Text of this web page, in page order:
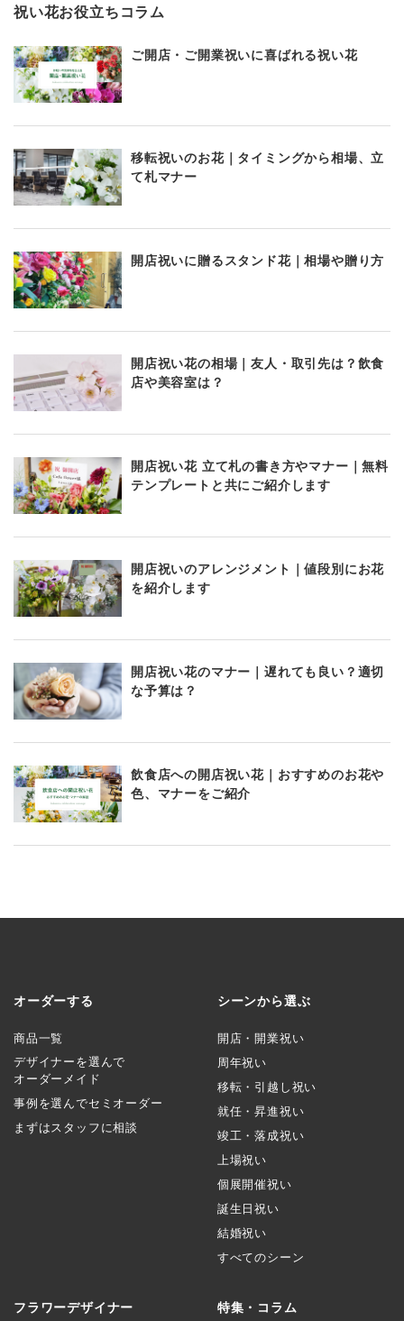
祝い花お役立ちコラム
ご開店・ご開業祝いに喜ばれる祝い花
移転祝いのお花｜タイミングから相場、立
て札マナー
開店祝いに贈るスタンド花｜相場や贈り方
開店祝い花の相場｜友人・取引先は？飲食
店や美容室は？
開店祝い花 立て札の書き方やマナー｜無料
テンプレートと共にご紹介します
開店祝いのアレンジメント｜値段別にお花
を紹介します
開店祝い花のマナー｜遅れても良い？適切
な予算は？
飲食店への開店祝い花｜おすすめのお花や
色、マナーをご紹介
オーダーする
商品一覧
デザイナーを選んで
オーダーメイド
事例を選んでセミオーダー
まずはスタッフに相談
シーンから選ぶ
開店・開業祝い
周年祝い
移転・引越し祝い
就任・昇進祝い
竣工・落成祝い
上場祝い
個展開催祝い
誕生日祝い
結婚祝い
すべてのシーン
フラワーデザイナー 特集・コラム